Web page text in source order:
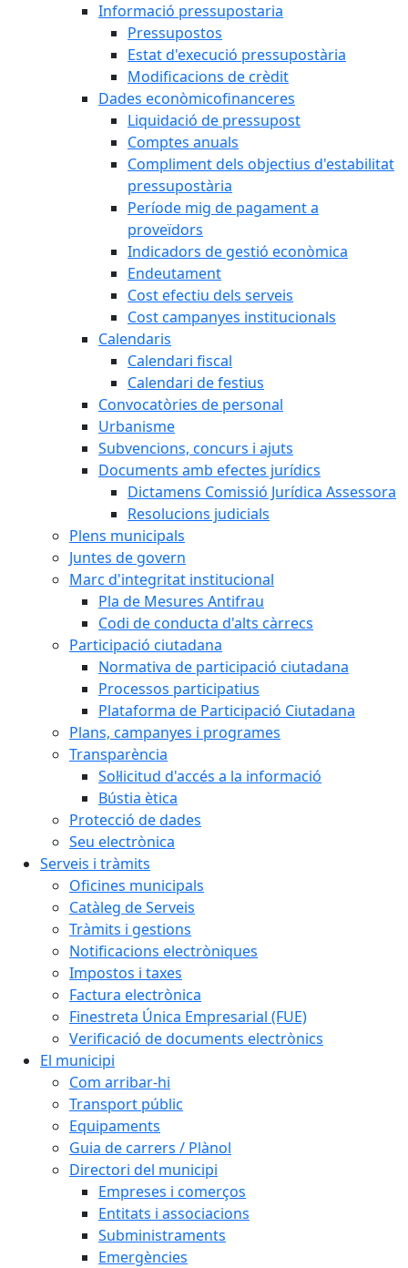
Informació pressupostaria
Pressupostos
Estat d'execució pressupostària
Modificacions de crèdit
Dades econòmicofinanceres
Liquidació de pressupost
Comptes anuals
Compliment dels objectius d'estabilitat
pressupostària
Període mig de pagament a
proveïdors
Indicadors de gestió econòmica
Endeutament
Cost efectiu dels serveis
Cost campanyes institucionals
Calendaris
Calendari fiscal
Calendari de festius
Convocatòries de personal
Urbanisme
Subvencions, concurs i ajuts
Documents amb efectes jurídics
Dictamens Comissió Jurídica Assessora
Resolucions judicials
Plens municipals
Juntes de govern
Marc d'integritat institucional
Pla de Mesures Antifrau
Codi de conducta d'alts càrrecs
Participació ciutadana
Normativa de participació ciutadana
Processos participatius
Plataforma de Participació Ciutadana
Plans, campanyes i programes
Transparència
Sol·licitud d'accés a la informació
Bústia ètica
Protecció de dades
Seu electrònica
Serveis i tràmits
Oficines municipals
Catàleg de Serveis
Tràmits i gestions
Notificacions electròniques
Impostos i taxes
Factura electrònica
Finestreta Única Empresarial (FUE)
Verificació de documents electrònics
El municipi
Com arribar-hi
Transport públic
Equipaments
Guia de carrers / Plànol
Directori del municipi
Empreses i comerços
Entitats i associacions
Subministraments
Emergències